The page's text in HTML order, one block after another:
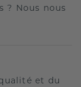
? Nous nous
et du